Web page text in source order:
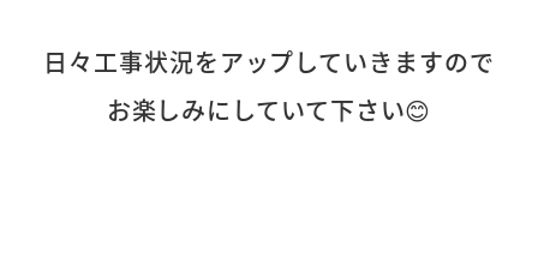
日々工事状況をアップしていきますので
お楽しみにしていて下さい😊